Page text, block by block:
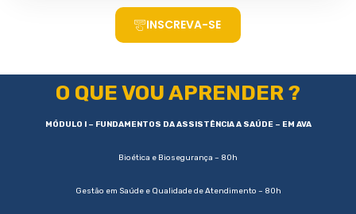
INSCREVA-SE
O QUE VOU APRENDER ?
MÓDULO I – FUNDAMENTOS DA ASSISTÊNCIA A SAÚDE – EM AVA
Bioética e Biosegurança – 80h
Gestão em Saúde e Qualidade de Atendimento – 80h